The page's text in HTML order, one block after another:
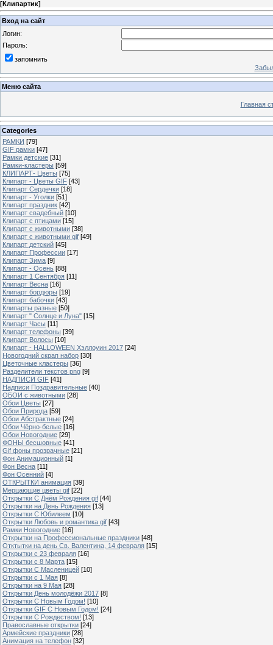
[Клипартик]
Вход на сайт
Логин:
Пароль:
запомнить
Меню сайта
Главная
Categories
РАМКИ [79]
GIF рамки [47]
Рамки детские [31]
Рамки-кластеры [59]
КЛИПАРТ- Цветы [75]
Клипарт - Цветы GIF [43]
Клипарт Сердечки [18]
Клипарт - Уголки [51]
Клипарт праздник [42]
Клипарт свадебный [10]
Клипарт с птицами [15]
Клипарт с животными [38]
Клипарт с животными gif [49]
Клипарт детский [45]
Клипарт Профессии [17]
Клипарт Зима [9]
Клипарт - Осень [88]
Клипарт 1 Сентября [11]
Клипарт Весна [16]
Клипарт бордюры [19]
Клипарт бабочки [43]
Клипарты разные [50]
Клипарт " Солнце и Луна" [15]
Клипарт Часы [11]
Клипарт телефоны [39]
Клипарт Волосы [10]
Клипарт - HALLOWEEN Хэллоуин 2017 [24]
Новогодний скрап набор [30]
Цветочные кластеры [36]
Разделители текстов png [9]
НАДПИСИ GIF [41]
Надписи Поздравительные [40]
ОБОИ с животными [28]
Обои Цветы [27]
Обои Природа [59]
Обои Абстрактные [24]
Обои Чёрно-белые [16]
Обои Новогодние [29]
ФОНЫ бесшовные [41]
Gif фоны прозрачные [21]
Фон Анимационный [1]
Фон Весна [11]
Фон Осенний [4]
ОТКРЫТКИ анимация [39]
Мерцающие цветы gif [22]
Открытки С Днём Рождения gif [44]
Открытки на День Рождения [13]
Открытки С Юбилеем [10]
Открытки Любовь и романтика gif [43]
Рамки Новогодние [16]
Открытки на Профессиональные праздники [48]
Отктытки на день Св. Валентина, 14 февраля [15]
Открытки с 23 февраля [16]
Открытки с 8 Марта [15]
Открытки С Масленицей [10]
Открытки с 1 Мая [8]
Открытки на 9 Мая [28]
Открытки День молодёжи 2017 [8]
Открытки С Новым Годом! [10]
Открытки GIF С Новым Годом! [24]
Открытки С Рождеством! [13]
Православные открытки [24]
Армейские праздники [28]
Анимация на телефон [32]